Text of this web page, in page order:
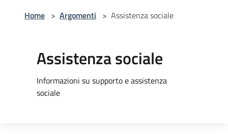
Home > Argomenti > Assistenza sociale
Assistenza sociale
Informazioni su supporto e assistenza
sociale